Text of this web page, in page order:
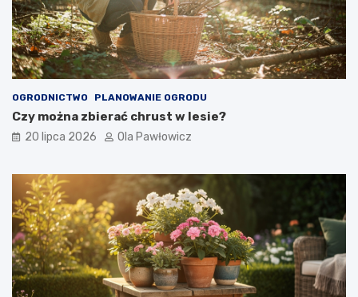
OGRODNICTWO PLANOWANIE OGRODU
Czy można zbierać chrust w lesie?
20 lipca 2026 Ola Pawłowicz